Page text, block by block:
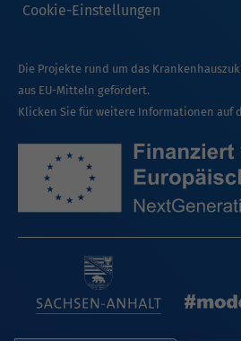
Cookie-Einstellungen
Die Projekte rund um das
aus EU-Mitteln gefördert.
Klicken Sie für weitere Informationen auf